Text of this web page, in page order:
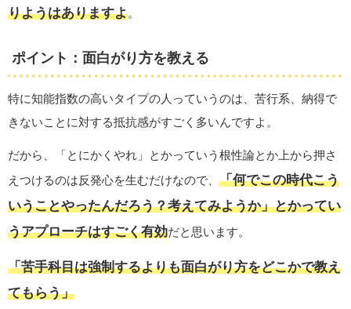
りようはありますよ。
ポイント：面白がり方を教える
特に知能指数の高いタイプの人っていうのは、苦行系、納得で
きないことに対する抵抗感がすごく多いんですよ。
だから、「とにかくやれ」とかっていう根性論とか上から押さ
えつけるのは反発心を生むだけなので、 「何でこの時代こう
いうことやったんだろう？考えてみようか」とかってい
うアプローチはすごく有効だと思います。
「苦手科目は強制するよりも面白がり方をどこかで教え
てもらう」